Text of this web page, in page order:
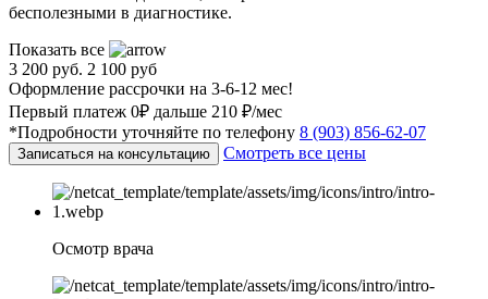
бесполезными в диагностике.
Показать все
3 200 руб. 2 100 руб
Оформление рассрочки на 3-6-12 мес!
Первый платеж 0₽ дальше 210 ₽/мес
*Подробности уточняйте по телефону 8 (903) 856-62-07
Записаться на консультацию Смотреть все цены
Осмотр врача